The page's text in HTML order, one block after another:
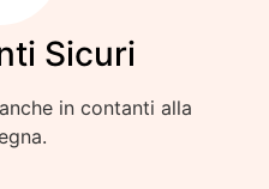
Sicuri
in contanti alla